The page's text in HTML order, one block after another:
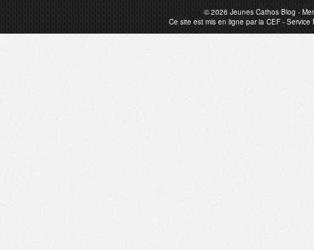
© 2026Jeunes Cathos Blog-
Ce site est mis en ligne par laCEF-Service